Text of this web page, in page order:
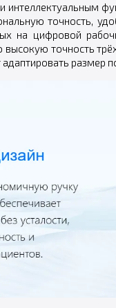
интеллектуальным
точность,
на цифровой
точность
размер